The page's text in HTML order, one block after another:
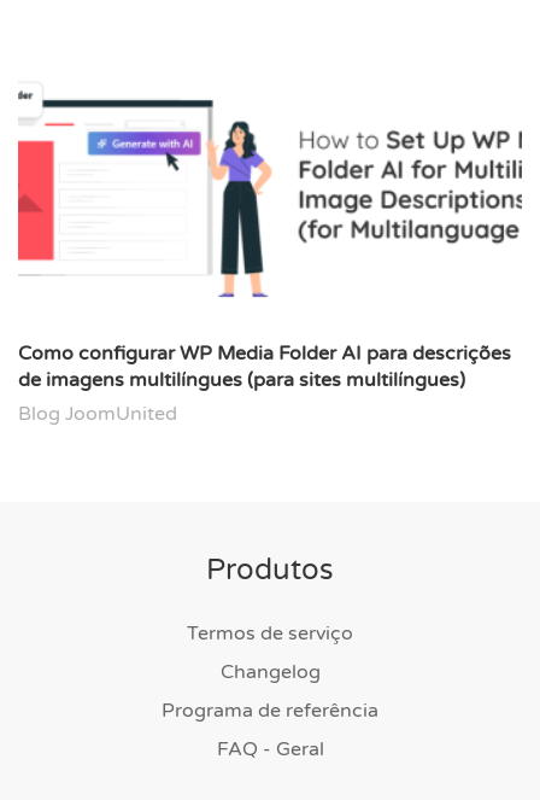
Como configurar WP Media Folder AI para descrições
de imagens multilíngues (para sites multilíngues)
Blog JoomUnited
Produtos
Termos de serviço
Changelog
Programa de referência
FAQ - Geral